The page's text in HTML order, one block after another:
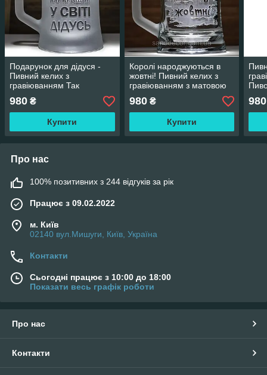
Подарунок для дідуся -
Пивний келих з
гравіюванням Так
виглядає Найкращий у
світі ДІДУСЬ
980 ₴
Купити
Королі народжуються в
жовтні! Пивний келих з
гравіюванням з матовою
ручкою - Подарунок до
дня народження
980₴
Купити
980
Про нас
100% позитивних з 244 відгуків за рік
Працює з 09.02.2022
м. Київ
02140 вул.Мишуги, Київ, Україна
Контакти
Сьогодні працює з 10:00 до 18:00
Показати весь графік роботи
Про нас
Контакти